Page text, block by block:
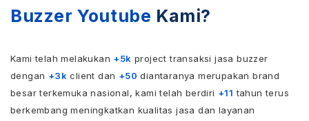
Buzzer Youtube Kami?
Kami telah melakukan +5k project transaksi jasa buzzer
dengan +3k client dan +50 diantaranya merupakan brand
besar terkemuka nasional, kami telah berdiri +11 tahun terus
berkembang meningkatkan kualitas jasa dan layanan